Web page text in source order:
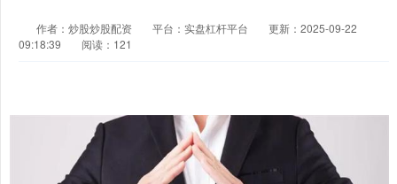
作者：炒股炒股配资 平台：实盘杠杆平台
更新：2025-09-22
09:18:39
阅读：121